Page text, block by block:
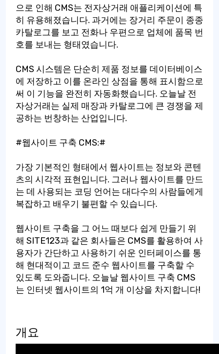
으로 인해 CMS는 전자상거래 애플리케이션에 특
히 유용해졌습니다. 과거에는 장거리 주문이 종종
카탈로그를 보고 전화나 우편으로 업체에 품목 번
호를 보내는 형태였습니다.
CMS 시스템은 단순히 제품 정보를 데이터베이스
에 저장하고 이를 온라인 상점을 통해 표시함으로
써 이 기능을 완전히 자동화했습니다. 오늘날 전
자상거래는 실제 매장과 카탈로그에 큰 경쟁을 제
공하는 번창하는 산업입니다.
#웹사이트 구축 CMS:#
가장 기본적인 형태에서 웹사이트는 정보와 콘텐
츠의 시각적 표현입니다. 그러나 웹사이트를 만드
는 데 사용되는 코딩 언어는 대다수의 사람들에게
복잡하고 배우기 불편할 수 있습니다.
웹사이트 구축을 그 어느 때보다 쉽게 만들기 위
해 SITE123과 같은 회사들은 CMS를 활용하여 사
용자가 간단하고 사용하기 쉬운 인터페이스를 통
해 현대적이고 코드 준수 웹사이트를 구축할 수
있도록 도와줍니다. 오늘날 웹사이트 구축 CMS
는 인터넷 웹사이트의 1억 개 이상을 차지합니다!
개요